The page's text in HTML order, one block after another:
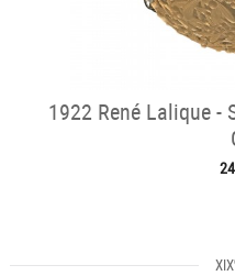
1922 René Lalique -
XIX